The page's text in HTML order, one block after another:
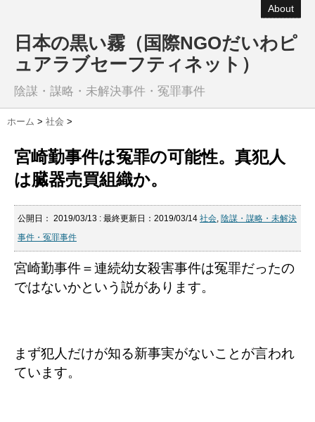
About
日本の黒い霧（国際NGOだいわピ
ュアラブセーフティネット）
陰謀・謀略・未解決事件・冤罪事件
ホーム > 社会 >
宮崎勤事件は冤罪の可能性。真犯人
は臓器売買組織か。
公開日： 2019/03/13 : 最終更新日：2019/03/14 社会, 陰謀・謀略・未解決
事件・冤罪事件
宮崎勤事件＝連続幼女殺害事件は冤罪だったの
ではないかという説があります。
まず犯人だけが知る新事実がないことが言われ
ています。